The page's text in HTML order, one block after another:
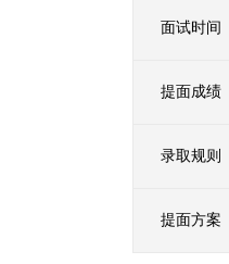
面试时间
提面成绩
录取规则
提面方案